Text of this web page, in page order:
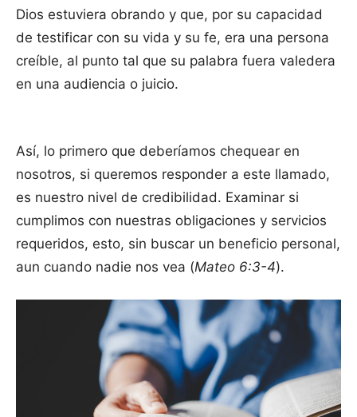
Dios estuviera obrando y que, por su capacidad
de testificar con su vida y su fe, era una persona
creíble, al punto tal que su palabra fuera valedera
en una audiencia o juicio.
Así, lo primero que deberíamos chequear en
nosotros, si queremos responder a este llamado,
es nuestro nivel de credibilidad. Examinar si
cumplimos con nuestras obligaciones y servicios
requeridos, esto, sin buscar un beneficio personal,
aun cuando nadie nos vea (Mateo 6:3-4).